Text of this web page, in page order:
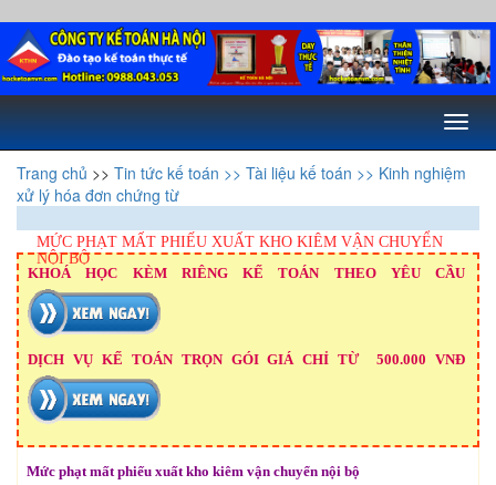
Toggle
Trang chủ >> Tin tức kế toán >> Tài liệu kế toán >> Kinh nghiệm
xử lý hóa đơn chứng từ
MỨC PHẠT MẤT PHIẾU XUẤT KHO KIÊM VẬN CHUYỂN
NỘI BỘ
KHOÁ HỌC KÈM RIÊNG KẾ TOÁN THEO YÊU CẦU
DỊCH VỤ KẾ TOÁN TRỌN GÓI GIÁ CHỈ TỪ 500.000 VNĐ
Mức phạt mất phiếu xuất kho kiêm vận chuyển nội bộ